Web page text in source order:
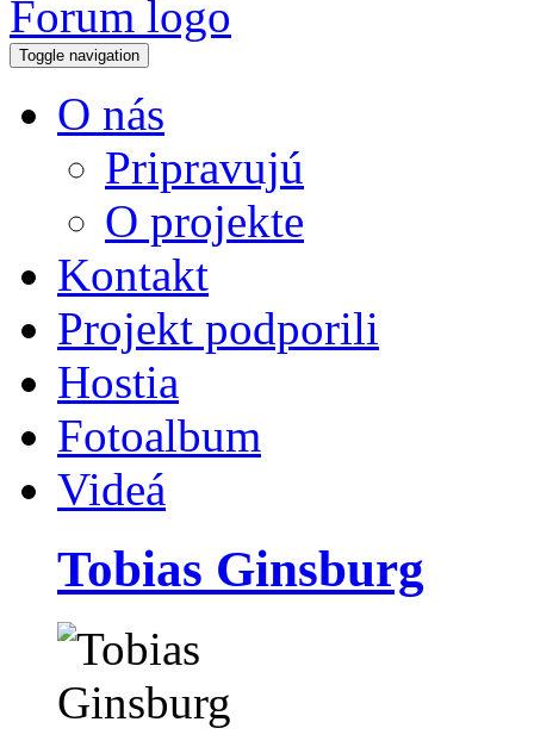
Toggle navigation
O nás
Pripravujú
O projekte
Kontakt
Projekt podporili
Hostia
Fotoalbum
Videá
Tobias Ginsburg